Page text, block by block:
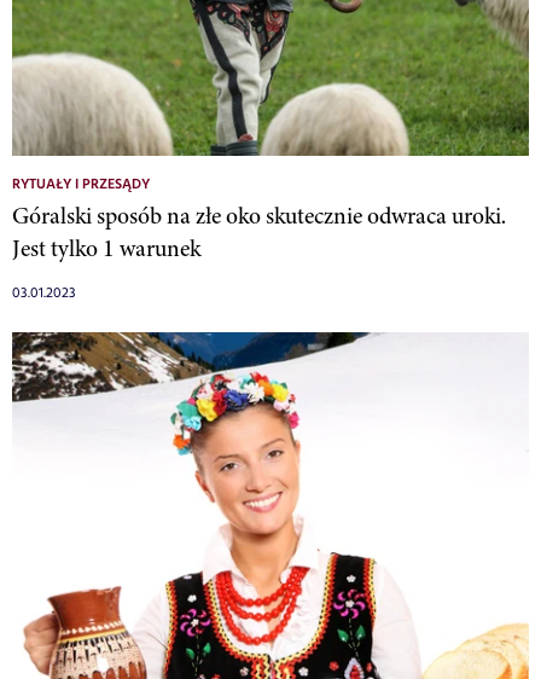
RYTUAŁY I PRZESĄDY
Góralski sposób na złe oko skutecznie odwraca uroki.
Jest tylko 1 warunek
03.01.2023